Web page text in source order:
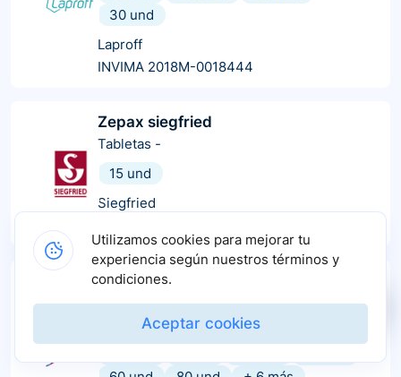
30 und
Laproff
INVIMA 2018M-0018444
Zepax siegfried
Tabletas -
15 und
Siegfried
Ipran
Tabletas-
50 und
70 und 100 und
Utilizamos cookies para mejorar tu
experiencia según nuestros términos y
condiciones.
Aceptar cookies